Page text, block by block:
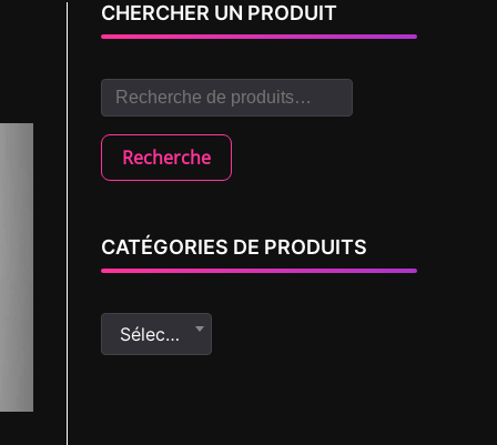
CHERCHER UN PRODUIT
Recherche
CATÉGORIES DE PRODUITS
Sélectionner une catégorie